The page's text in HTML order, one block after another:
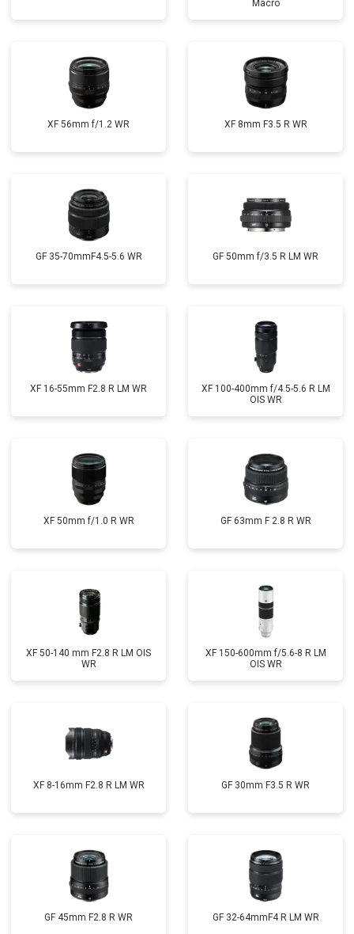
Macro
XF 56mm f/1.2 WR XF 8mm F3.5 R WR
GF 35-70mmF4.5-5.6 WR GF 50mm f/3.5 R LM WR
XF 16-55mm F2.8 R LM WR
XF 100-400mm f/4.5-5.6 R LM
OIS WR
XF 50mm f/1.0 R WR GF 63mm F 2.8 R WR
XF 50-140 mm F2.8 R LM OIS
WR
XF 150-600mm f/5.6-8 R LM
OIS WR
XF 8-16mm F2.8 R LM WR GF 30mm F3.5 R WR
GF 45mm F2.8 R WR GF 32-64mmF4 R LM WR